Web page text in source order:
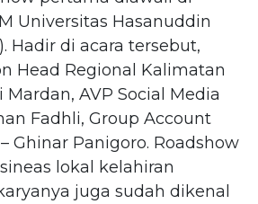
Universitas Hasanuddin
Hadir di acara tersebut,
Head Regional Kalimatan
Mardan, AVP Social Media
Fadhli, Group Account
Ghinar Panigoro. Roadshow
lokal kelahiran
juga sudah dikenal